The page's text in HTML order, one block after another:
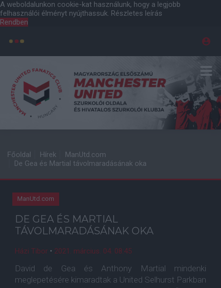
A weboldalunkon cookie-kat használunk, hogy a legjobb
felhasználói élményt nyújthassuk. Részletes leírás
Rendben
Főoldal Hírek
ManUtd.com
De Gea és Martial távolmaradásának oka
ManUtd.com
DE GEA ÉS MARTIAL
TÁVOLMARADÁSÁNAK OKA
Házi Tibor • 2021. március. 04. 08:45
David de Gea és Anthony Martial mindenki
meglepetésére kimaradtak a United Selhurst Parkban